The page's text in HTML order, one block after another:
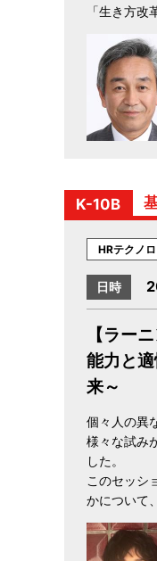
「生き方改
K-10B
HRテクノ
日時
【ラー
能力と
来～
個々人の異
様々な試み
した。
このセッシ
かについて